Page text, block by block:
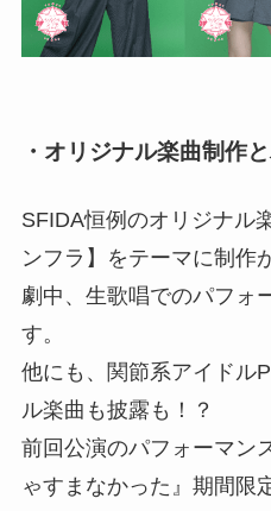
・オリジナル楽曲制作
SFIDA恒例のオリジナル
ンフラ】をテーマに制作
劇中、生歌唱でのパフォ
す。
他にも、関節系アイドル
ル楽曲も披露も！？
前回公演のパフォーマン
ゃすまなかった』期間限